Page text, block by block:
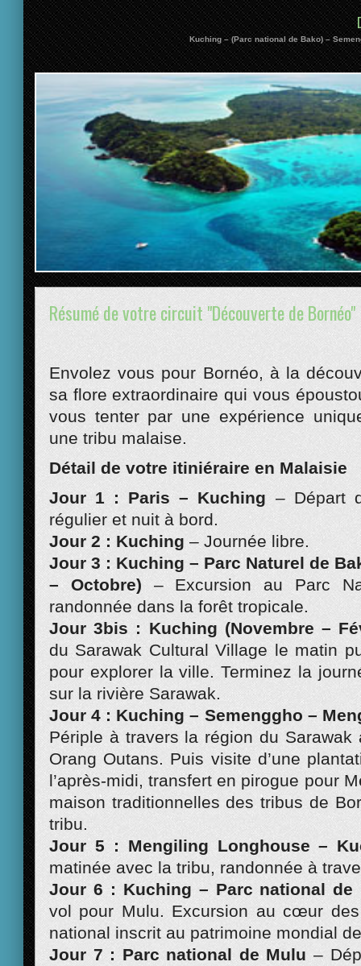
Kuching – (Parc national de Bako) –
Résumé de votre circuit "Découverte de Bornéo"
Envolez vous pour Bornéo, à la
sa flore extraordinaire qui vous
vous tenter par une expérience
une tribu malaise.
Détail de votre itiniéraire en Malaisie
Jour 1 : Paris – Kuching – Départ
régulier et nuit à bord.
Jour 2 : Kuching – Journée libre.
Jour 3 : Kuching – Parc Naturel de
– Octobre)– Excursion au Parc
randonnée dans la forêt tropicale.
Jour 3bis : Kuching (Novembre –
du Sarawak Cultural Village le matin
pour explorer la ville. Terminez la
sur la rivière Sarawak.
Jour 4 : Kuching – Semenggho –
Périple à travers la région du Sarawak
Orang Outans. Puis visite d’une
l’après-midi, transfert en pirogue pour
maison traditionnelles des tribus de
tribu.
Jour 5 : Mengiling Longhouse –
matinée avec la tribu, randonnée à
Jour 6 : Kuching – Parc national
vol pour Mulu. Excursion au cœur
national inscrit au patrimoine mondial
Jour 7 : Parc national de Mulu –